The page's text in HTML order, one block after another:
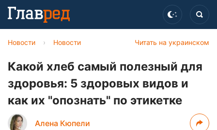
Читать на украинском
Новости › Новости
Какой хлеб самый полезный для
здоровья: 5 здоровых видов и
как их "опознать" по этикетке
Алена Кюпели